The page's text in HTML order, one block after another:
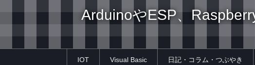
ArduinoやESP、
IOT Visual Basic 日記・コラム・つぶやき